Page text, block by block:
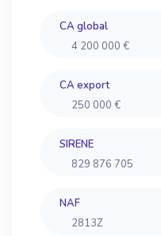
CA global
4 200 000 €
CA export
250 000 €
SIRENE
829 876 705
NAF
2813Z